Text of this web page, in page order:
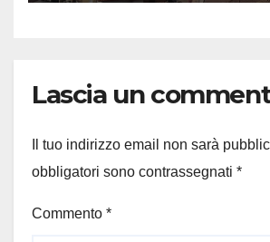
Lascia un
Il tuo indirizzo email non sarà
obbligatori sono contrassegnati *
Commento *